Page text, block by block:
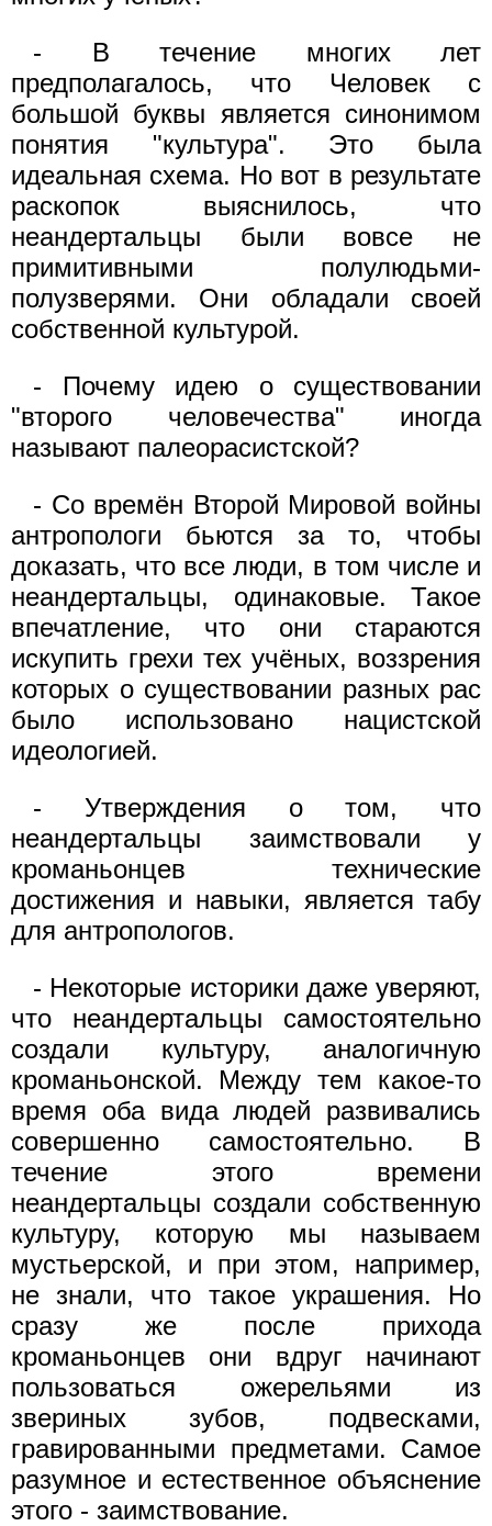
- В течение многих лет
предполагалось, что Человек с
большой буквы является синонимом
понятия "культура". Это была
идеальная схема. Но вот в результате
раскопок выяснилось, что
неандертальцы были вовсе не
примитивными полулюдьми-
полузверями. Они обладали своей
собственной культурой.
- Почему идею о существовании
"второго человечества" иногда
называют палеорасистской?
- Со времён Второй Мировой войны
антропологи бьются за то, чтобы
доказать, что все люди, в том числе и
неандертальцы, одинаковые. Такое
впечатление, что они стараются
искупить грехи тех учёных, воззрения
которых о существовании разных рас
было использовано нацистской
идеологией.
- Утверждения о том, что
неандертальцы заимствовали у
кроманьонцев технические
достижения и навыки, является табу
для антропологов.
- Некоторые историки даже уверяют,
что неандертальцы самостоятельно
создали культуру, аналогичную
кроманьонской. Между тем какое-то
время оба вида людей развивались
совершенно самостоятельно. В
течение этого времени
неандертальцы создали собственную
культуру, которую мы называем
мустьерской, и при этом, например,
не знали, что такое украшения. Но
сразу же после прихода
кроманьонцев они вдруг начинают
пользоваться ожерельями из
звериных зубов, подвесками,
гравированными предметами. Самое
разумное и естественное объяснение
этого - заимствование.